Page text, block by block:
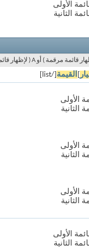
الأولى
الثانية
] القيمة [/list]
الأولى
الثانية
الأولى
الثانية
الأولى
الثانية
الأولى
الثانية